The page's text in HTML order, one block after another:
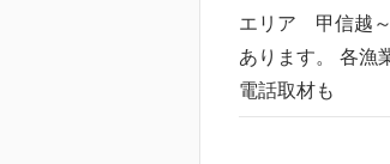
エリア 甲信越～
あります。 各漁
電話取材も